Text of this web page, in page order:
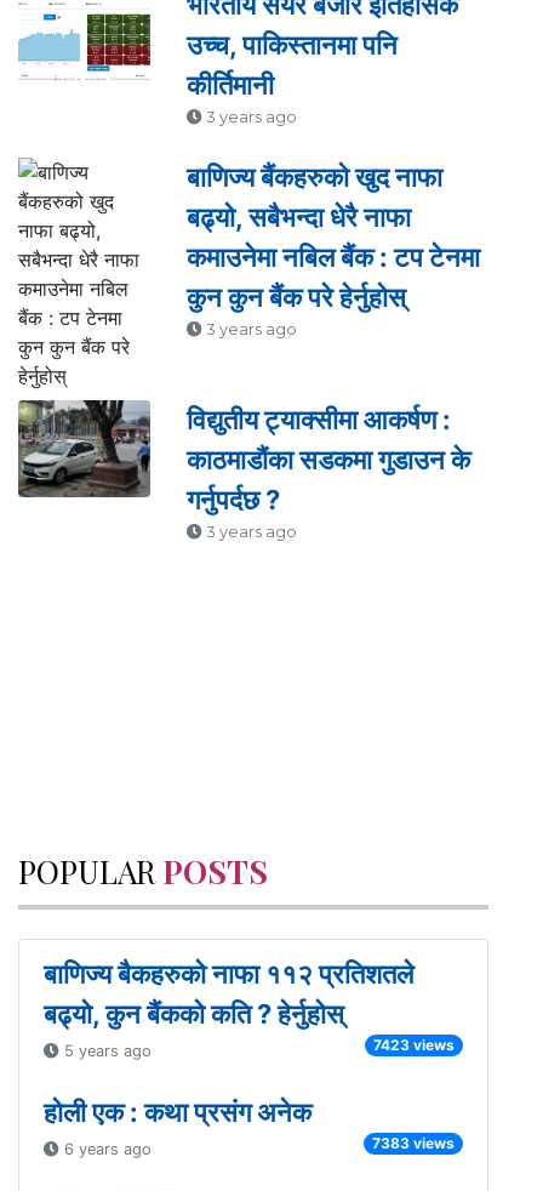
उच्च, पाकिस्तानमा पनि
कीर्तिमानी
3 years ago
बाणिज्य बैंकहरुको खुद नाफा
बढ्यो, सबैभन्दा धेरै नाफा
कमाउनेमा नबिल बैंक : टप टेनमा
कुन कुन बैंक परे हेर्नुहोस्
3 years ago
विद्युतीय ट्याक्सीमा आकर्षण :
काठमाडौंका सडकमा गुडाउन के
गर्नुपर्दछ ?
3 years ago
POPULARPOSTS
बाणिज्य बैकहरुको नाफा ११२ प्रतिशतले
बढ्यो, कुन बैंकको कति ? हेर्नुहोस्
5 years ago 7423 views
होली एक : कथा प्रसंग अनेक
6 years ago 7383 views